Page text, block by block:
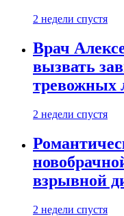
2 недели спустя
Врач
вызвать
тревожных
2 недели спустя
взрывной
2 недели спустя